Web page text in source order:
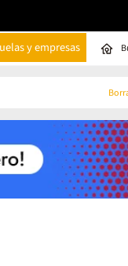
y empresas